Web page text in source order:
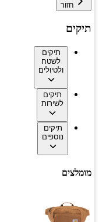
חזור
תיקים
תיקים
לשטח
ולטיולים
תיקים
לשירות
תיקים
נוספים
מומלצים